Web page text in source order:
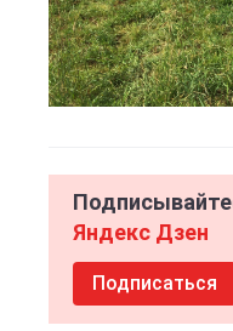
Яндекс Дзен
Подписаться